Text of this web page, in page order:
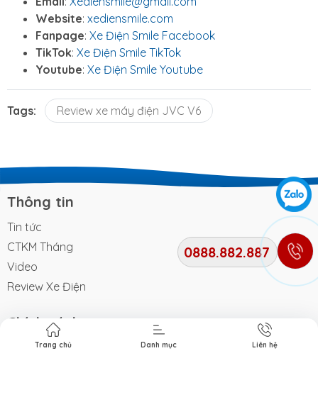
Website: xediensmile.com
Fanpage: Xe Điện Smile Facebook
TikTok: Xe Điện Smile TikTok
Youtube: Xe Điện Smile Youtube
Tags: Review xe máy điện JVC V6
Thông tin
Tin tức
CTKM Tháng
Video
Review Xe Điện
Chính sách
Quy định sử dụng
0888.882.887
Trang chủ Danh mục Liên hệ